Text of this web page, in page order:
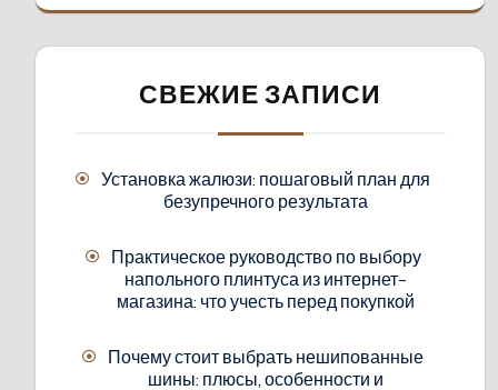
СВЕЖИЕ ЗАПИСИ
Установка жалюзи: пошаговый план для
безупречного результата
Практическое руководство по выбору
напольного плинтуса из интернет-
магазина: что учесть перед покупкой
Почему стоит выбрать нешипованные
шины: плюсы, особенности и